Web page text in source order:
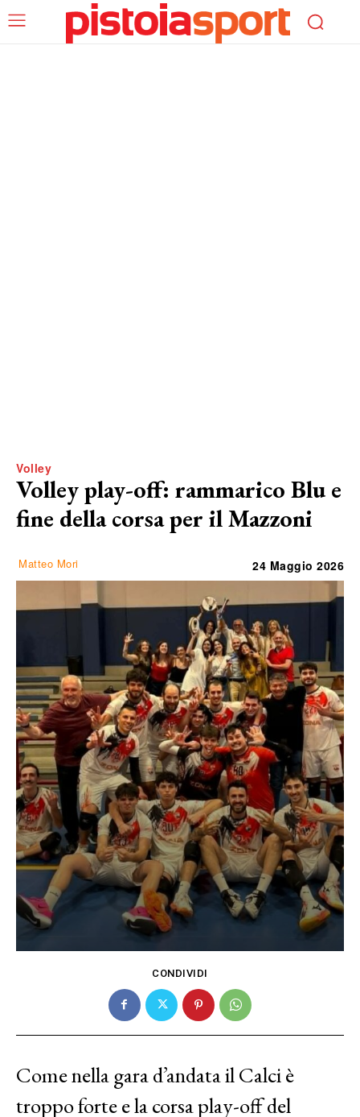
Volley
Volley play-off: rammarico Blu e
fine della corsa per il Mazzoni
Matteo Mori 24 Maggio 2026
CONDIVIDI
Come nella gara d’andata il Calci è
troppo forte e la corsa play-off del